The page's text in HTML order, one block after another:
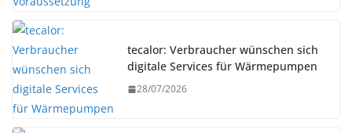
tecalor: Verbraucher wünschen sich
digitale Services für Wärmepumpen
28/07/2026